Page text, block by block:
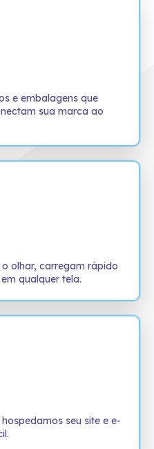
e embalagens que
sua marca ao
olhar, carregam rápido
qualquer tela.
seu site e e-